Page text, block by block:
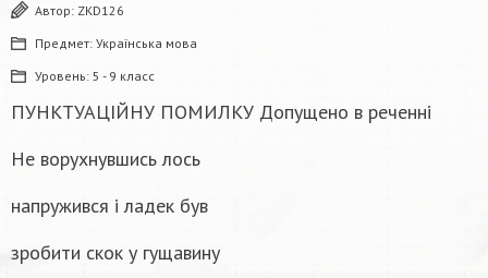
Автор: ZKD126
Предмет: Українська мова
Уровень: 5 - 9 класс
ПУНКТУАЦІЙНУ ПОМИЛКУ Допущено в реченні
Не ворухнувшись лось
напружився і ладек був
зробити скок у гущавину